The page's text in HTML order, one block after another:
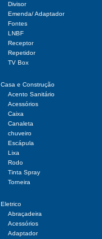
Divisor
Emenda/ Adaptador
Fontes
LNBF
Receptor
Repetidor
TV Box
Casa e Construção
Acento Sanitário
Acessórios
Caixa
Canaleta
chuveiro
Escápula
Lixa
Rodo
Tinta Spray
Torneira
Eletrico
Abraçadeira
Acessórios
Adaptador